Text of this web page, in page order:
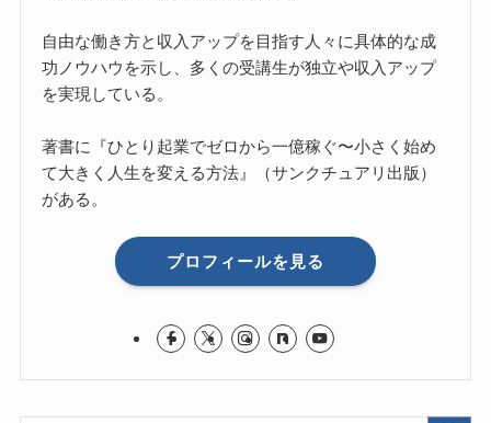
自由な働き方と収入アップを目指す人々に具体的な成
功ノウハウを示し、多くの受講生が独立や収入アップ
を実現している。
著書に『ひとり起業でゼロから一億稼ぐ〜小さく始め
て大きく人生を変える方法』（サンクチュアリ出版）
がある。
プロフィールを見る